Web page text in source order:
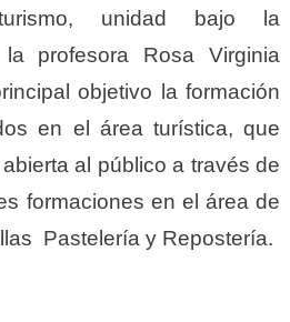
unidad bajo la
profesora Rosa Virginia
objetivo la formación
en el área turística, que
al público a través de
formaciones en el área de
Pastelería y Repostería.